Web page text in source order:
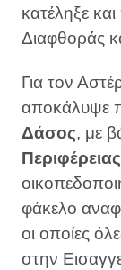
κατέληξε
Διαφθοράς
Για τον
αποκάλυψε
Δάσος, με
φάκελο
οι οποίες
στην